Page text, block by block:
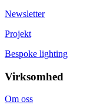
Newsletter
Projekt
Bespoke lighting
Virksomhed
Om oss